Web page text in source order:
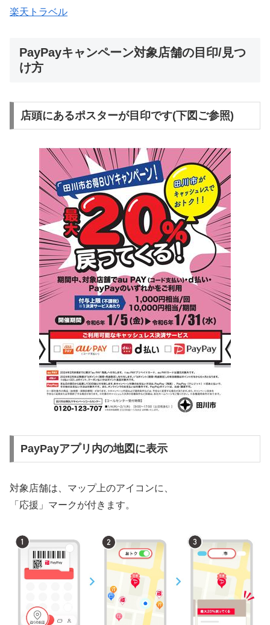
楽天トラベル
PayPayキャンペーン対象店舗の目印/見つ
け方
店頭にあるポスターが目印です(下図ご参照)
PayPayアプリ内の地図に表示
対象店舗は、マップ上のアイコンに、
「応援」マークが付きます。